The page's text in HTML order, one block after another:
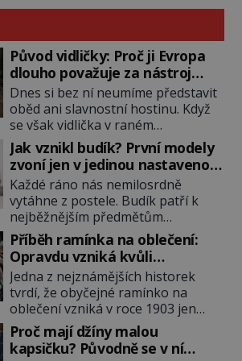
Původ vidličky: Proč ji Evropa
dlouho považuje za nástroj
samotného satana?
Dnes si bez ní neumíme představit
oběd ani slavnostní hostinu. Když
se však vidlička v raném
středověku objevuje na evropských
stolech, vzbuzuje pohoršení,
posměch i strach. Mnozí duchovní ji
označují za projev pýchy a
zbytečného přepychu, někteří
dokonce za nástroj ďábla. Trvá
téměř sedm století, než se z
opovrhovaného předmětu stává
nepostradatelná součást stolování.
První […]
Jak vznikl budík? První modely
zvoní jen v jedinou nastavenou
hodinu
Každé ráno nás nemilosrdně
vytáhne z postele. Budík patří k
nejběžnějším předmětům
domácnosti, jeho cesta k dnešní
podobě je ale překvapivě dlouhá.
První lidé se probouzejí podle
slunce, kohoutů nebo kostelních
zvonů. Když se konečně objeví
první skutečný mechanický budík,
má jednu zásadní nevýhodu,
zazvoní pouze ve čtyři hodiny ráno
Příběh ramínka na oblečení:
Opravdu vzniká kvůli
zapomenutému kabátu?
Jedna z nejznámějších historek
tvrdí, že obyčejné ramínko na
oblečení vzniká v roce 1903 jen
proto, že zaměstnanec americké
továrny nenajde volný věšák na
kabát. Je to ale skutečně pravda?
Proč mají džíny malou
kapsičku? Původně se v ní